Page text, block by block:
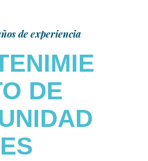
de experiencia
DE
ES